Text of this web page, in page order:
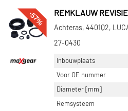
-57% REMKLAUW
Achteras, 4401Q2,
27-0430
Inbouwplaats
Voor OE nummer
Diameter [mm]
Remsysteem